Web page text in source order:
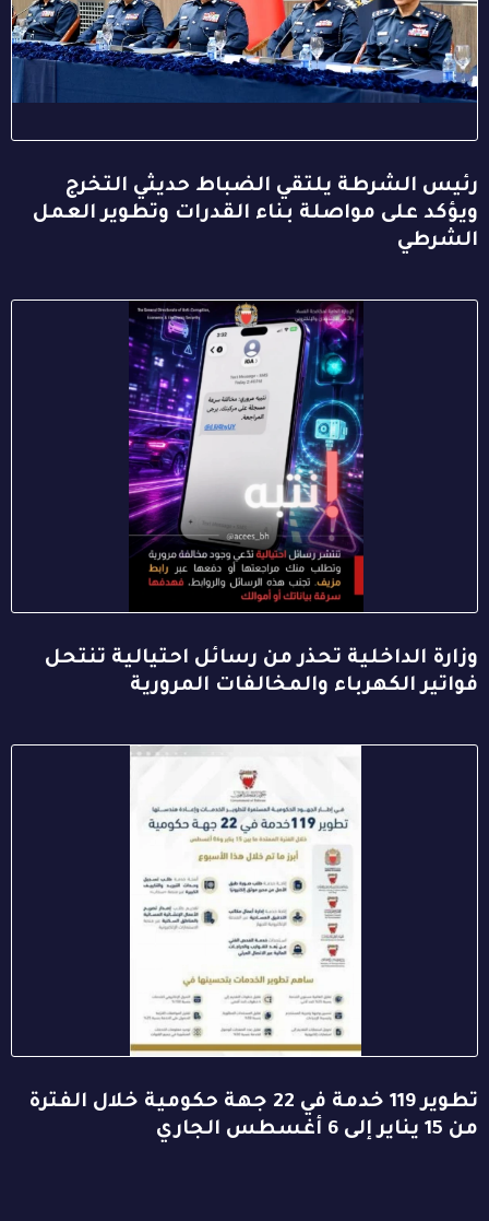
رئيس الشرطة يلتقي الضباط حديثي التخرج
ويؤكد على مواصلة بناء القدرات وتطوير العمل
الشرطي
وزارة الداخلية تحذر من رسائل احتيالية تنتحل
فواتير الكهرباء والمخالفات المرورية
تطوير 119 خدمة في 22 جهة حكومية خلال الفترة
من 15 يناير إلى 6 أغسطس الجاري